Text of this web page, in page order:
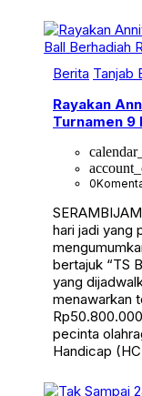
Berita Tanjab
Rayakan
Turnamen 9
0
hari jadi yang
bertajuk “TS
yang
menawarkan
pecinta
Handicap